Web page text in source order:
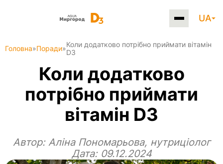
UA
Головна»Поради»Коли додатково потрібно приймати вітамін
D3
Коли додатково
потрібно приймати
вітамін D3
Автор:Аліна Пономарьова, нутриціолог
Дата: 09.12.2024